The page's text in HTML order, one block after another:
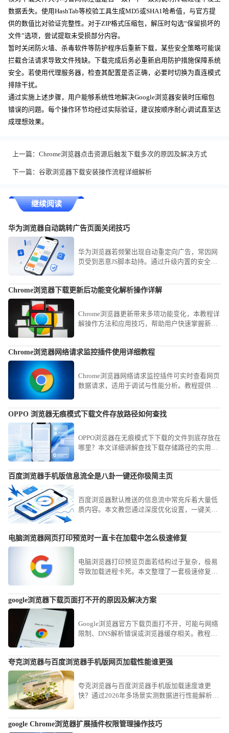
数据丢失。使用HashTab等校验工具生成MD5或SHA1哈希值，与官方提
供的数值比对验证完整性。对于ZIP格式压缩包，解压时勾选“保留损坏的
文件”选项，尝试提取未受损部分内容。
暂时关闭防火墙、杀毒软件等防护程序后重新下载，某些安全策略可能误
拦截合法请求导致文件残缺。下载完成后务必重新启用防护措施保障系统
安全。若使用代理服务器，检查其配置是否正确，必要时切换为直连模式
排除干扰。
通过实施上述步骤，用户能够系统性地解决Google浏览器安装时压缩包
错误的问题。每个操作环节均经过实际验证，建议按顺序耐心调试直至达
成理想效果。
上一篇： Chrome浏览器点击资源后触发下载多次的原因及解决方式
下一篇： 谷歌浏览器下载安装操作流程详细解析
继续阅读
华为浏览器自动跳转广告页面关闭技巧
华为浏览器若频繁出现自动重定向广告，常因网
页受到恶意JS脚本劫持。通过升级内置的安全过
构筑安全防线。
Chrome浏览器下载更新后功能变化解析操作详解
Chrome浏览器更新带来多项功能变化，本教程详
解操作方法和应用技巧，帮助用户快速掌握新版
Chrome浏览器网络请求监控插件使用详细教程
Chrome浏览器网络请求监控插件可实时查看网页
数据请求，适用于调试与性能分析。教程提供安
OPPO 浏览器无痕模式下载文件存放路径如何查找
OPPO浏览器在无痕模式下下载的文件到底存放在
哪里？本文详细讲解查找下载存储路径的实用方
百度浏览器手机版信息流全是八卦一键还你极简主页
百度浏览器默认推送的信息流中常充斥着大量低
质内容。本文教您通过深度优化设置，一键关闭
的移动端使用界面，显著提升资料查找效率。
电脑浏览器网页打印预览时一直卡在加载中怎么极速修复
电脑浏览器打印预览页面若结构过于复杂，极易
导致加载进程卡死。本文整理了一套极速修复方
google浏览器下载页面打不开的原因及解决方案
Google浏览器官方下载页面打不开，可能与网络
限制、DNS解析错误或浏览器缓存相关。教程分
夸克浏览器与百度浏览器手机版网页加载性能谁更强
夸克浏览器与百度浏览器手机版加载速度谁更
快？通过2026年多场景实测数据进行性能解析，
google Chrome浏览器扩展插件权限管理操作技巧